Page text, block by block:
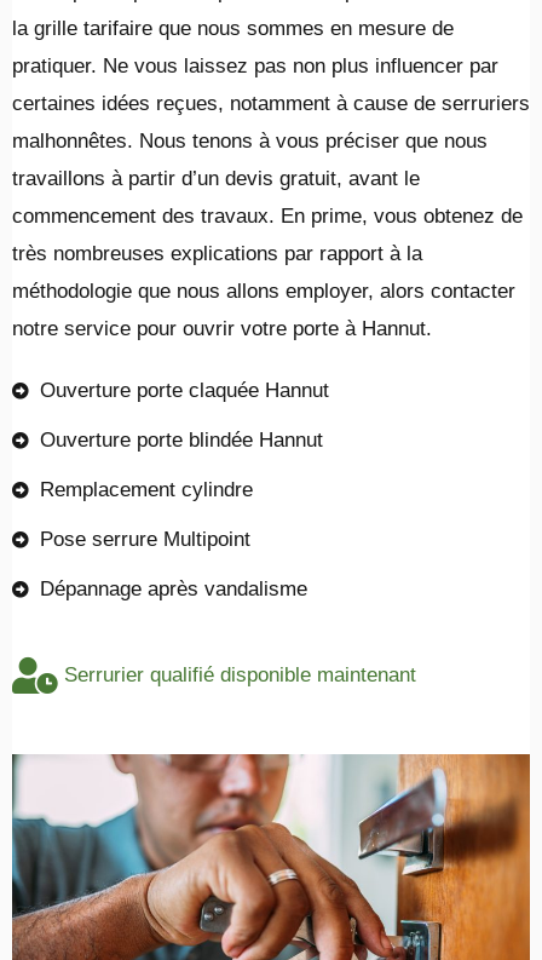
la grille tarifaire que nous sommes en mesure de
pratiquer. Ne vous laissez pas non plus influencer par
certaines idées reçues, notamment à cause de serruriers
malhonnêtes. Nous tenons à vous préciser que nous
travaillons à partir d’un devis gratuit, avant le
commencement des travaux. En prime, vous obtenez de
très nombreuses explications par rapport à la
méthodologie que nous allons employer, alors contacter
notre service pour ouvrir votre porte à Hannut.
Ouverture porte claquée Hannut
Ouverture porte blindée Hannut
Remplacement cylindre
Pose serrure Multipoint
Dépannage après vandalisme
Serrurier qualifié disponible maintenant